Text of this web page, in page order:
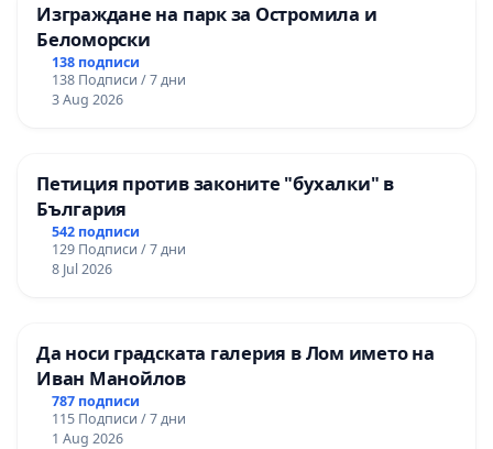
Изграждане на парк за Остромила и
Беломорски
138 подписи
138 Подписи / 7 дни
3 Aug 2026
Петиция против законите "бухалки" в
България
542 подписи
129 Подписи / 7 дни
8 Jul 2026
Да носи градската галерия в Лом името на
Иван Манойлов
787 подписи
115 Подписи / 7 дни
1 Aug 2026